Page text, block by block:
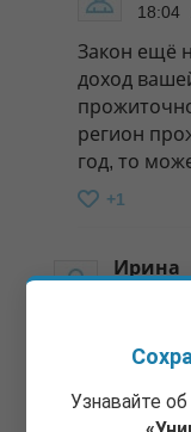
18:04
Закон ещё
доход
регион
год, то
+1
Ирина
Узнавайте